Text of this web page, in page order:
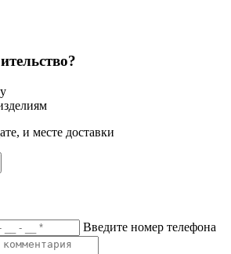
и месте доставки
Введите номер телефона